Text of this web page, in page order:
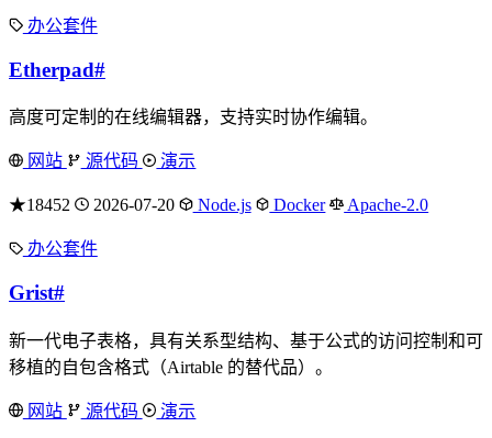
办公套件
Etherpad#
高度可定制的在线编辑器，支持实时协作编辑。
网站 源代码 演示
★18452 2026-07-20 Node.js Docker Apache-2.0
办公套件
Grist#
新一代电子表格，具有关系型结构、基于公式的访问控制和可
移植的自包含格式（Airtable 的替代品）。
网站 源代码 演示